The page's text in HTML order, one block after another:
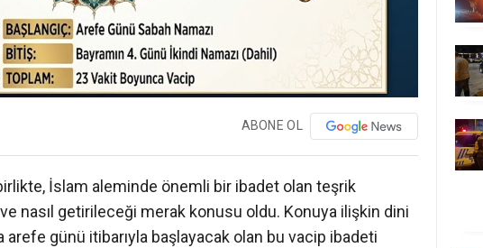
ABONE OL
birlikte, İslam aleminde önemli bir ibadet olan teşrik
nasıl getirileceği merak konusu oldu. Konuya ilişkin dini
arefe günü itibarıyla başlayacak olan bu vacip ibadeti